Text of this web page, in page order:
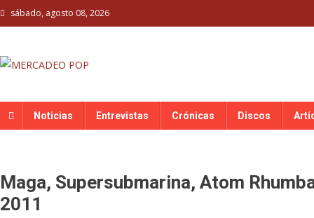
Skip
to
sábado, agosto 08, 2026
Noticias Entrevistas Crónicas Discos
Maga, Supersubmarina, Atom
2011